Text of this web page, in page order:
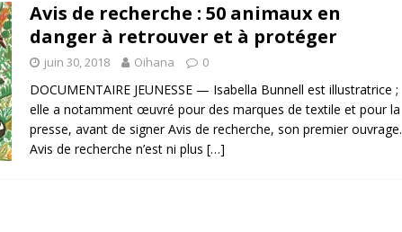
Avis de recherche : 50 animaux en
danger à retrouver et à protéger
juin 30, 2018 Oihana 0
DOCUMENTAIRE JEUNESSE — Isabella Bunnell est illustratrice ;
elle a notamment œuvré pour des marques de textile et pour la
presse, avant de signer Avis de recherche, son premier ouvrage.
Avis de recherche n’est ni plus […]